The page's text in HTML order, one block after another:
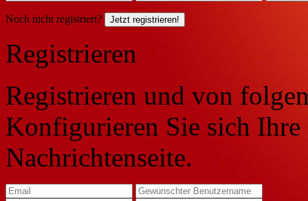
Noch nicht registriert? Jetzt registrieren!
Registrieren
Registrieren und von
Konfigurieren Sie sich
Nachrichtenseite.